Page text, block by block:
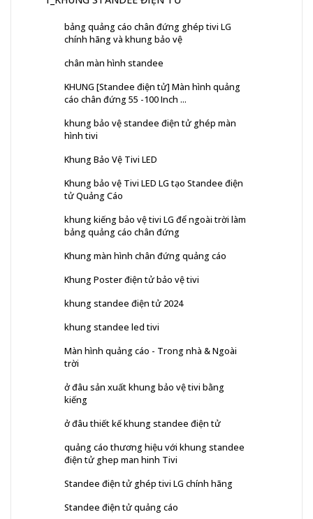
bảng quảng cáo chân đứng ghép tivi LG
chính hãng và khung bảo vệ
chân màn hình standee
KHUNG [Standee điện tử] Màn hình quảng
cáo chân đứng 55 -100 Inch ...
khung bảo vệ standee điện tử ghép màn
hình tivi
Khung Bảo Vệ Tivi LED
Khung bảo vệ Tivi LED LG tạo Standee điện
tử Quảng Cáo
khung kiếng bảo vệ tivi LG để ngoài trời làm
bảng quảng cáo chân đứng
Khung màn hình chân đứng quảng cáo
Khung Poster điện tử bảo vệ tivi
khung standee điện tử 2024
khung standee led tivi
Màn hình quảng cáo - Trong nhà & Ngoài
trời
ở đâu sản xuất khung bảo vệ tivi bằng
kiếng
ở đâu thiết kế khung standee điện tử
quảng cáo thương hiệu với khung standee
điện tử ghep man hinh Tivi
Standee điện tử ghép tivi LG chính hãng
Standee điện tử quảng cáo